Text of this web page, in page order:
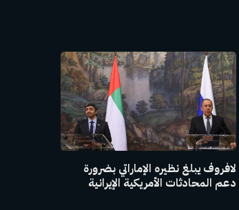
لافروف يبلغ نظيره الإماراتي بضرورة
دعم المحادثات الأمريكية الإيرانية